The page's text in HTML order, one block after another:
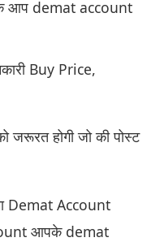
आप demat account
Buy Price,
होगी जो की पोस्ट
Demat Account
आपके demat